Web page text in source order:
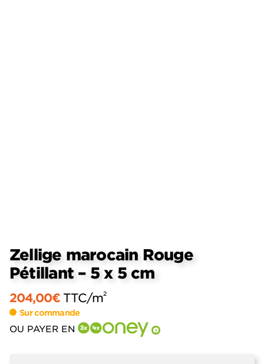
Zellige marocain Rouge
Pétillant – 5 x 5 cm
204,00€ TTC/m2
Sur commande
OU PAYER EN ?